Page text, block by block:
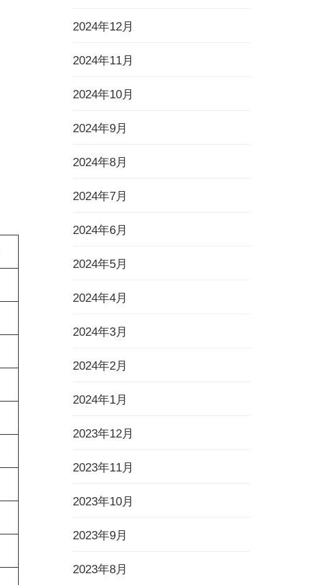
2024年12月
2024年11月
2024年10月
2024年9月
2024年8月
2024年7月
2024年6月
2024年5月
2024年4月
2024年3月
2024年2月
2024年1月
2023年12月
2023年11月
2023年10月
2023年9月
2023年8月